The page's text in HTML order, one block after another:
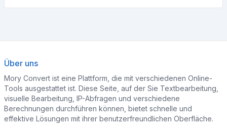
Über uns
Mory Convert ist eine Plattform, die mit verschiedenen Online-
Tools ausgestattet ist. Diese Seite, auf der Sie Textbearbeitung,
visuelle Bearbeitung, IP-Abfragen und verschiedene
Berechnungen durchführen können, bietet schnelle und
effektive Lösungen mit ihrer benutzerfreundlichen Oberfläche.